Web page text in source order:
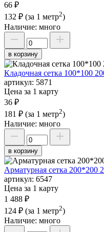
66 ₽
132 ₽ (за 1 метр2)
Наличие: много
в корзину
Кладочная сетка 100*100
артикул: 5871
Цена за 1 карту
36 ₽
181 ₽ (за 1 метр2)
Наличие: много
в корзину
Арматурная сетка 200*200
артикул: 6547
Цена за 1 карту
1 488 ₽
124 ₽ (за 1 метр2)
Наличие: много